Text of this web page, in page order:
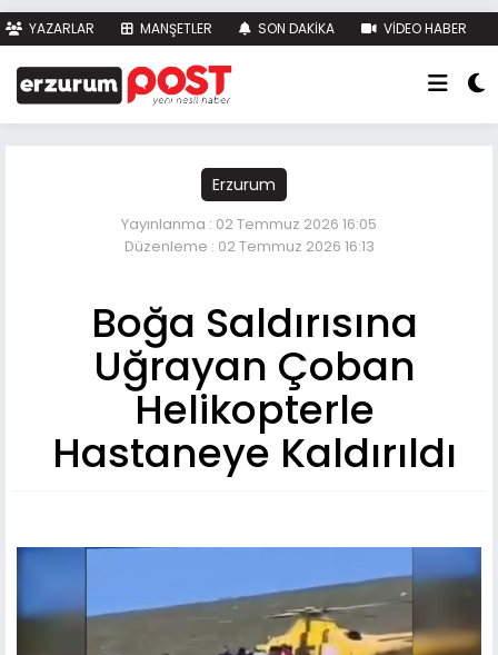
YAZARLAR MANŞETLER SON DAKİKA
VİDEO HABER
İLETİŞİM
Erzurum
Yayınlanma : 02 Temmuz 2026 16:05
Düzenleme : 02 Temmuz 2026 16:13
Boğa Saldırısına
Uğrayan Çoban
Helikopterle
Hastaneye Kaldırıldı